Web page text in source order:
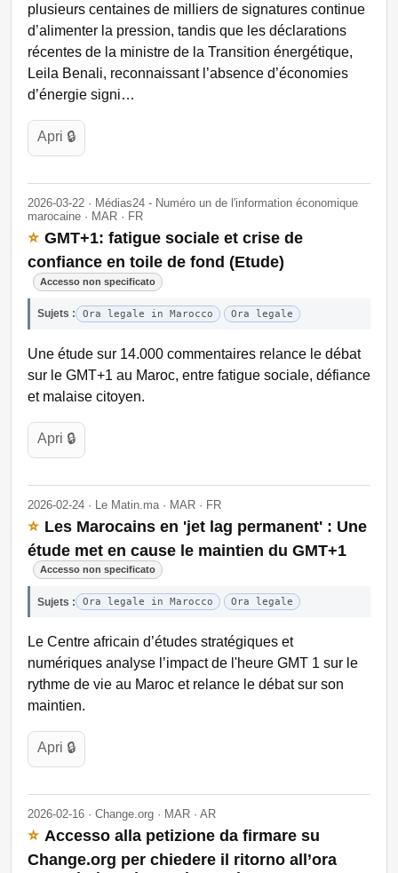
plusieurs centaines de milliers de signatures continue
d’alimenter la pression, tandis que les déclarations
récentes de la ministre de la Transition énergétique,
Leila Benali, reconnaissant l’absence d’économies
d’énergie signi…
Apri 🔒
2026-03-22 · Médias24 - Numéro un de l'information économique
marocaine · MAR · FR
⭐ GMT+1: fatigue sociale et crise de
confiance en toile de fond (Etude)
Accesso non specificato
Sujets : Ora legale in Marocco Ora legale
Une étude sur 14.000 commentaires relance le débat
sur le GMT+1 au Maroc, entre fatigue sociale, défiance
et malaise citoyen.
Apri 🔒
2026-02-24 · Le Matin.ma · MAR · FR
⭐ Les Marocains en 'jet lag permanent' : Une
étude met en cause le maintien du GMT+1
Accesso non specificato
Sujets : Ora legale in Marocco Ora legale
Le Centre africain d’études stratégiques et
numériques analyse l’impact de l'heure GMT 1 sur le
rythme de vie au Maroc et relance le débat sur son
maintien.
Apri 🔒
2026-02-16 · Change.org · MAR · AR
⭐ Accesso alla petizione da firmare su
Change.org per chiedere il ritorno all’ora